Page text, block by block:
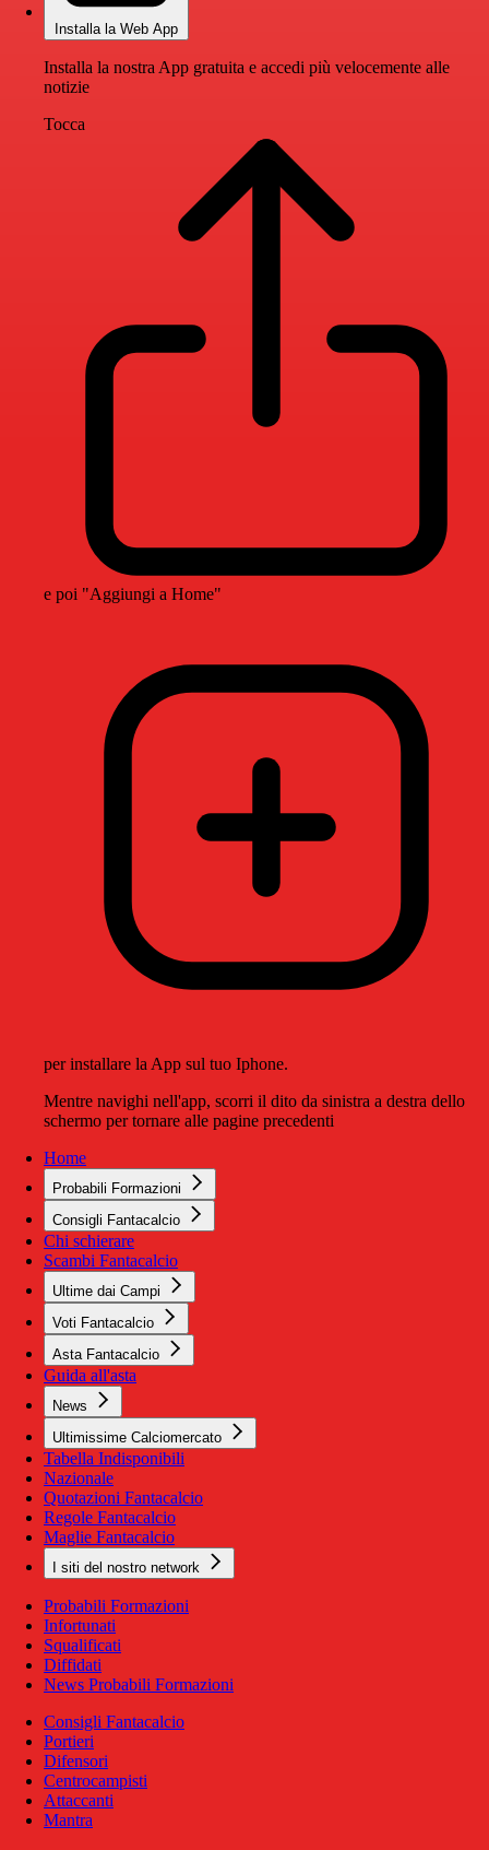
Installa la Web App
Installa la nostra App gratuita e accedi più velocemente alle
notizie
Tocca
e poi "Aggiungi a Home"
per installare la App sul tuo Iphone.
Mentre navighi nell'app, scorri il dito da sinistra a destra dello
schermo per tornare alle pagine precedenti
Home
Probabili Formazioni
Consigli Fantacalcio
Chi schierare
Scambi Fantacalcio
Ultime dai Campi
Voti Fantacalcio
Asta Fantacalcio
Guida all'asta
News
Ultimissime Calciomercato
Tabella Indisponibili
Nazionale
Quotazioni Fantacalcio
Regole Fantacalcio
Maglie Fantacalcio
I siti del nostro network
Probabili Formazioni
Infortunati
Squalificati
Diffidati
News Probabili Formazioni
Consigli Fantacalcio
Portieri
Difensori
Centrocampisti
Attaccanti
Mantra